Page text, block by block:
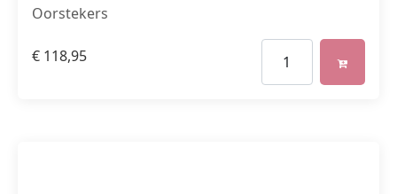
Oorstekers
€ 118,95